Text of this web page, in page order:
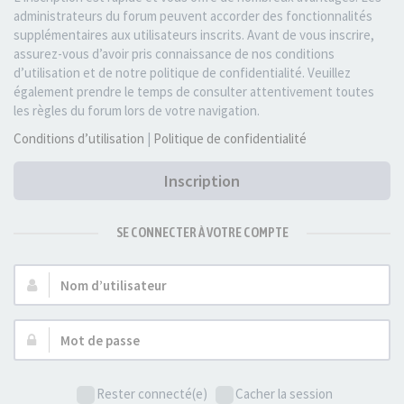
administrateurs du forum peuvent accorder des fonctionnalités
supplémentaires aux utilisateurs inscrits. Avant de vous inscrire,
assurez-vous d’avoir pris connaissance de nos conditions
d’utilisation et de notre politique de confidentialité. Veuillez
également prendre le temps de consulter attentivement toutes
les règles du forum lors de votre navigation.
Conditions d’utilisation | Politique de confidentialité
Inscription
SE CONNECTER À VOTRE COMPTE
Nom
d’utilisateur :
Mot
de
Rester connecté(e)
Cacher la session